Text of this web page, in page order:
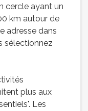
cercle ayant un
km autour de
adresse dans
sélectionnez
plus aux
Les